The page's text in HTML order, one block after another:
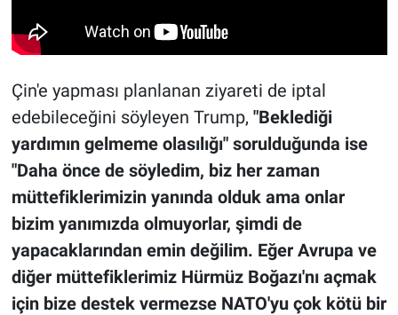
Çin'e yapması planlanan ziyareti de iptal
edebileceğini söyleyen Trump, "Beklediği
yardımın gelmeme olasılığı" sorulduğunda ise
"Daha önce de söyledim, biz her zaman
müttefiklerimizin yanında olduk ama onlar
bizim yanımızda olmuyorlar, şimdi de
yapacaklarından emin değilim. Eğer Avrupa ve
diğer müttefiklerimiz Hürmüz Boğazı'nı açmak
için bize destek vermezse NATO'yu çok kötü bir